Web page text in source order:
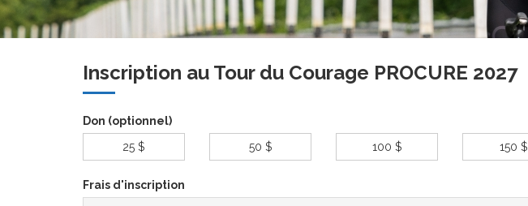
Inscription au Tour du Courage PROCURE 2027
Don (optionnel)
25 $
50 $ 100 $ 150 $
Frais d'inscription